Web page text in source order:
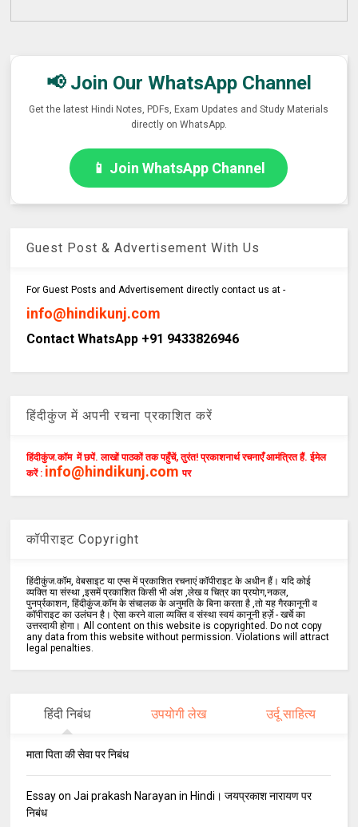
📢 Join Our WhatsApp Channel
Get the latest Hindi Notes, PDFs, Exam Updates and Study Materials
directly on WhatsApp.
📱 Join WhatsApp Channel
Guest Post & Advertisement With Us
For Guest Posts and Advertisement directly contact us at -
info@hindikunj.com
Contact WhatsApp +91 9433826946
हिंदीकुंज में अपनी रचना प्रकाशित करें
हिंदीकुंज.कॉम में छपें. लाखों पाठकों तक पहुँचें, तुरंत! प्रकाशनार्थ रचनाएँ आमंत्रित हैं. ईमेल
करें : info@hindikunj.com पर
कॉपीराइट Copyright
हिंदीकुंज.कॉम, वेबसाइट या एप्स में प्रकाशित रचनाएं कॉपीराइट के अधीन हैं। यदि कोई
व्यक्ति या संस्था ,इसमें प्रकाशित किसी भी अंश ,लेख व चित्र का प्रयोग,नकल,
पुनर्प्रकाशन, हिंदीकुंज.कॉम के संचालक के अनुमति के बिना करता है ,तो यह गैरकानूनी व
कॉपीराइट का उलंघन है। ऐसा करने वाला व्यक्ति व संस्था स्वयं कानूनी हर्ज़े - खर्चे का
उत्तरदायी होगा। All content on this website is copyrighted. Do not copy
any data from this website without permission. Violations will attract
legal penalties.
हिंदी निबंध उपयोगी लेख उर्दू साहित्य
माता पिता की सेवा पर निबंध
Essay on Jai prakash Narayan in Hindi। जयप्रकाश नारायण पर
निबंध